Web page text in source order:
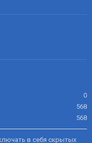
0
568
568
в себя скрытых